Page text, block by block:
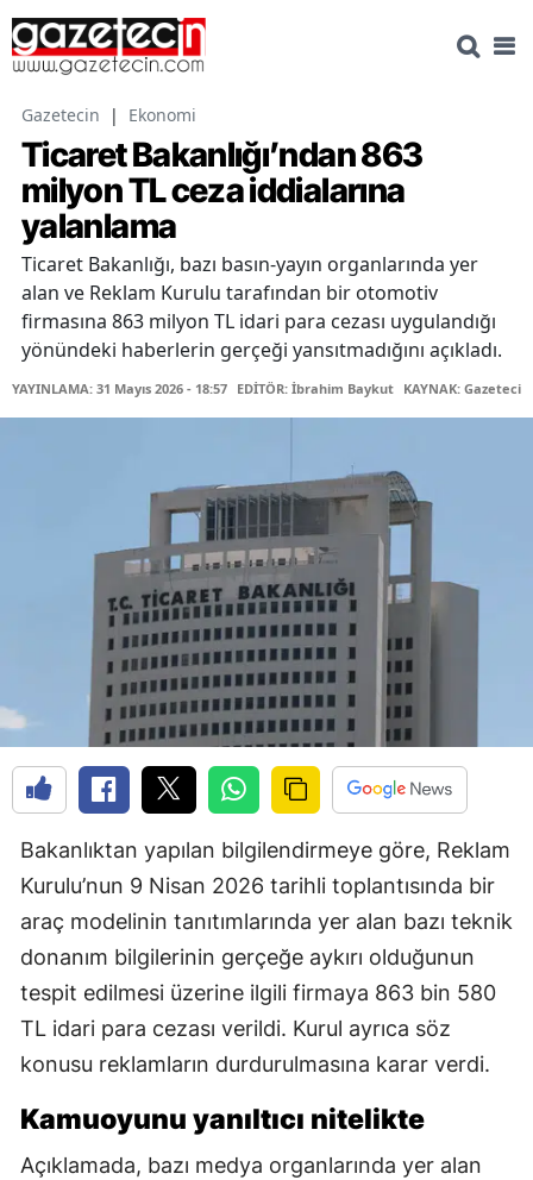
Gazetecin | Ekonomi
Ticaret Bakanlığı’ndan 863
milyon TL ceza iddialarına
yalanlama
Ticaret Bakanlığı, bazı basın-yayın organlarında yer
alan ve Reklam Kurulu tarafından bir otomotiv
firmasına 863 milyon TL idari para cezası uygulandığı
yönündeki haberlerin gerçeği yansıtmadığını açıkladı.
YAYINLAMA: 31 Mayıs 2026 - 18:57 EDİTÖR: İbrahim Baykut KAYNAK: Gazetecin
Bakanlıktan yapılan bilgilendirmeye göre, Reklam
Kurulu’nun 9 Nisan 2026 tarihli toplantısında bir
araç modelinin tanıtımlarında yer alan bazı teknik
donanım bilgilerinin gerçeğe aykırı olduğunun
tespit edilmesi üzerine ilgili firmaya 863 bin 580
TL idari para cezası verildi. Kurul ayrıca söz
konusu reklamların durdurulmasına karar verdi.
Kamuoyunu yanıltıcı nitelikte
Açıklamada, bazı medya organlarında yer alan